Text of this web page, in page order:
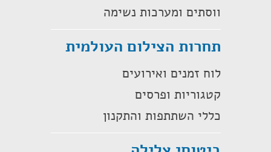
ווסתים ומערכות נשימה
תחרות הצילום העולמית
לוח זמנים ואירועים
קטגוריות ופרסים
כללי השתתפות והתקנון